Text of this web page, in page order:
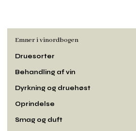
Emner i vinordbogen
Druesorter
Behandling af vin
Dyrkning og druehøst
Oprindelse
Smag og duft